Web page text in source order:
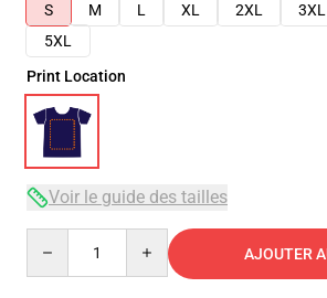
S
M L XL 2XL 3XL
5XL
Print Location
Voir le guide des tailles
AJOUTER